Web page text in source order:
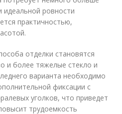
идеальной ровности
практичностью,
отделки становятся
и более тяжелые стекло и
варианта необходимо
фиксации с
уголков, что приведет
трудоемкость